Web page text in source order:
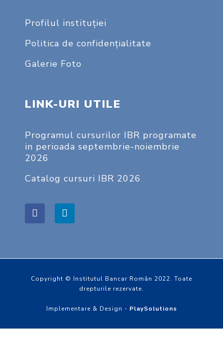
Profilul instituţiei
Politica de confidențialitate
Galerie Foto
LINK-URI UTILE
Programul cursurilor IBR programate
in perioada septembrie-noiembrie
2026
Catalog cursuri IBR 2026
Copyright © Institutul Bancar Român 2022. Toate
drepturile rezervate.
Implementare & Design - PlaySolutions